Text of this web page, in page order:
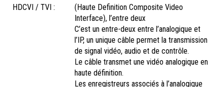
HDCVI / TVI :
(Haute Definition Composite Video
Interface), l’entre deux
C’est un entre-deux entre l’analogique et
l’IP, un unique câble permet la transmission
de signal vidéo, audio et de contrôle.
Le câble transmet une vidéo analogique en
haute définition.
Les enregistreurs associés à l’analogique